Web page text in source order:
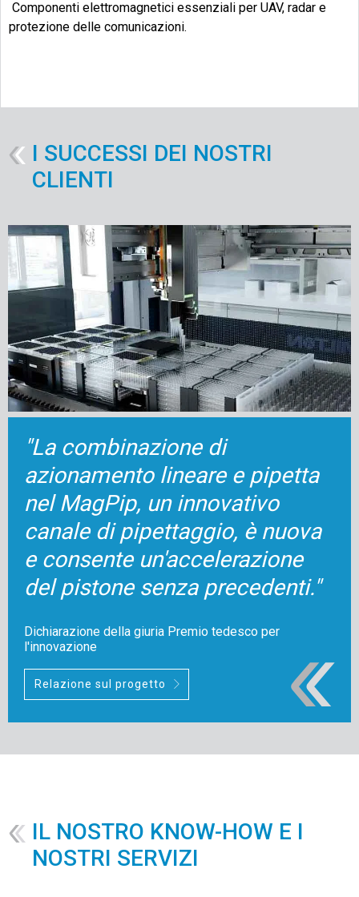
Componenti elettromagnetici essenziali per UAV, radar e
protezione delle comunicazioni.
I SUCCESSI DEI NOSTRI
CLIENTI
"La combinazione di
azionamento lineare e pipetta
nel MagPip, un innovativo
canale di pipettaggio, è nuova
e consente un'accelerazione
del pistone senza precedenti."
Dichiarazione della giuria Premio tedesco per
l'innovazione
Relazione sul progetto
IL NOSTRO KNOW-HOW E I
NOSTRI SERVIZI